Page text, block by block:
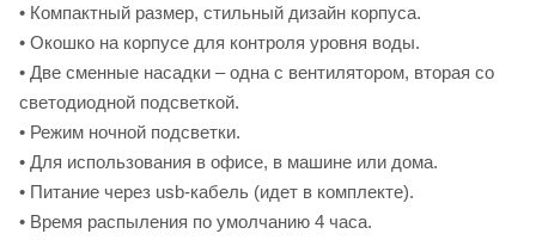
• Компактный размер, стильный дизайн корпуса.
• Окошко на корпусе для контроля уровня воды.
• Две сменные насадки – одна с вентилятором, вторая со
светодиодной подсветкой.
• Режим ночной подсветки.
• Для использования в офисе, в машине или дома.
• Питание через usb-кабель (идет в комплекте).
• Время распыления по умолчанию 4 часа.